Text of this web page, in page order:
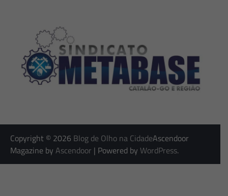
Copyright © 2026 Blog de Olho na CidadeAscendoor
Magazine by Ascendoor | Powered by WordPress.